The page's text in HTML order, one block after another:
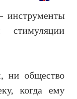
инструменты
стимуляции
ни общество
когда ему